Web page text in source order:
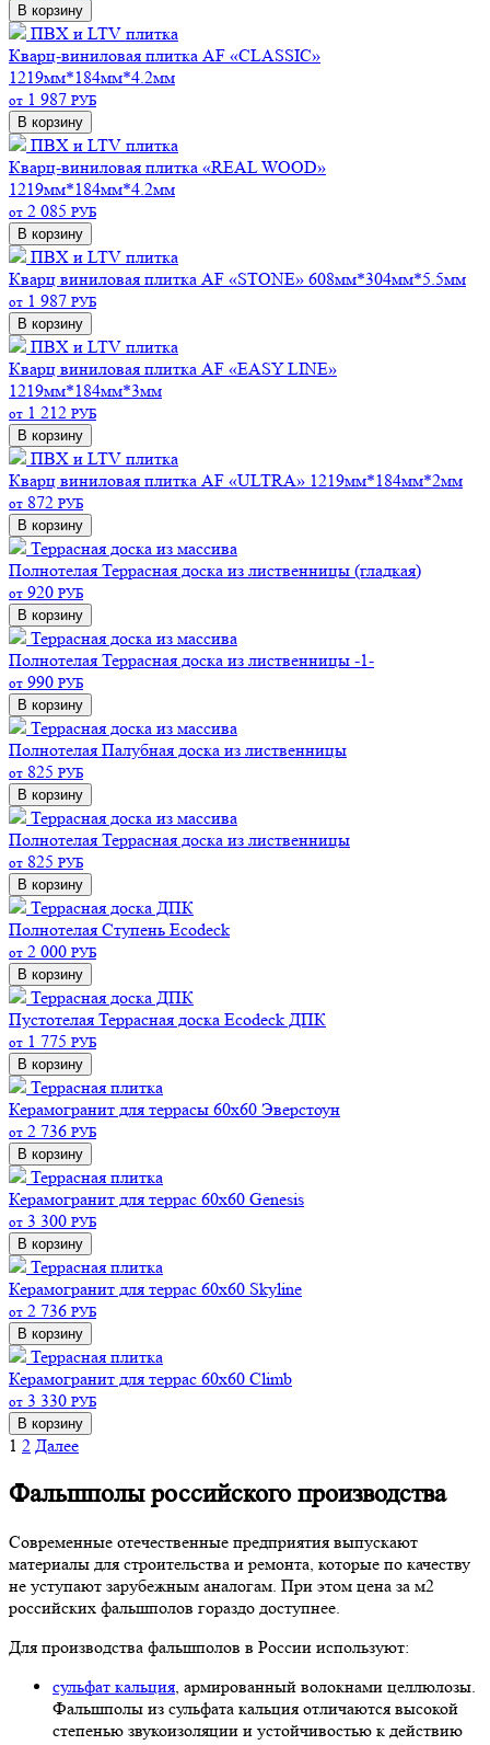
В корзину
ПВХ и LTV плитка
Кварц-виниловая плитка AF «CLASSIC»
1219мм*184мм*4.2мм
от 1 987 РУБ
В корзину
ПВХ и LTV плитка
Кварц-виниловая плитка «REAL WOOD»
1219мм*184мм*4.2мм
от 2 085 РУБ
В корзину
ПВХ и LTV плитка
Кварц виниловая плитка AF «STONE» 608мм*304мм*5.5мм
от 1 987 РУБ
В корзину
ПВХ и LTV плитка
Кварц виниловая плитка AF «EASY LINE»
1219мм*184мм*3мм
от 1 212 РУБ
В корзину
ПВХ и LTV плитка
Кварц виниловая плитка AF «ULTRA» 1219мм*184мм*2мм
от 872 РУБ
В корзину
Террасная доска из массива
Полнотелая Террасная доска из лиственницы (гладкая)
от 920 РУБ
В корзину
Террасная доска из массива
Полнотелая Террасная доска из лиственницы -1-
от 990 РУБ
В корзину
Террасная доска из массива
Полнотелая Палубная доска из лиственницы
от 825 РУБ
В корзину
Террасная доска из массива
Полнотелая Террасная доска из лиственницы
от 825 РУБ
В корзину
Террасная доска ДПК
Полнотелая Ступень Ecodeck
от 2 000 РУБ
В корзину
Террасная доска ДПК
Пустотелая Террасная доска Ecodeck ДПК
от 1 775 РУБ
В корзину
Террасная плитка
Керамогранит для террасы 60х60 Эверстоун
от 2 736 РУБ
В корзину
Террасная плитка
Керамогранит для террас 60х60 Genesis
от 3 300 РУБ
В корзину
Террасная плитка
Керамогранит для террас 60х60 Skyline
от 2 736 РУБ
В корзину
Террасная плитка
Керамогранит для террас 60х60 Climb
от 3 330 РУБ
В корзину
1 2 Далее
Фальшполы российского производства
Современные отечественные предприятия выпускают
материалы для строительства и ремонта, которые по качеству
не уступают зарубежным аналогам. При этом цена за м2
российских фальшполов гораздо доступнее.
Для производства фальшполов в России используют:
сульфат кальция , армированный волокнами целлюлозы.
Фальшполы из сульфата кальция отличаются высокой
степенью звукоизоляции и устойчивостью к действию